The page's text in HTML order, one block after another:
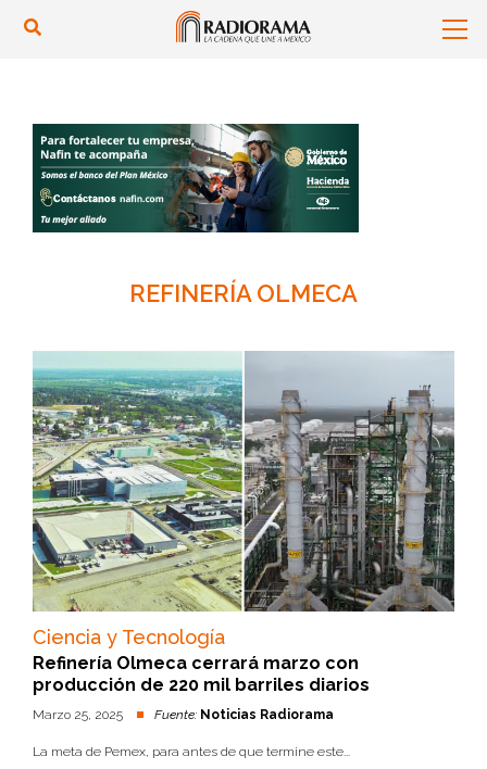
REFINERÍA OLMECA
Ciencia y Tecnología
Refinería Olmeca cerrará marzo con
producción de 220 mil barriles diarios
Marzo 25, 2025 Fuente: Noticias Radiorama
La meta de Pemex, para antes de que termine este...